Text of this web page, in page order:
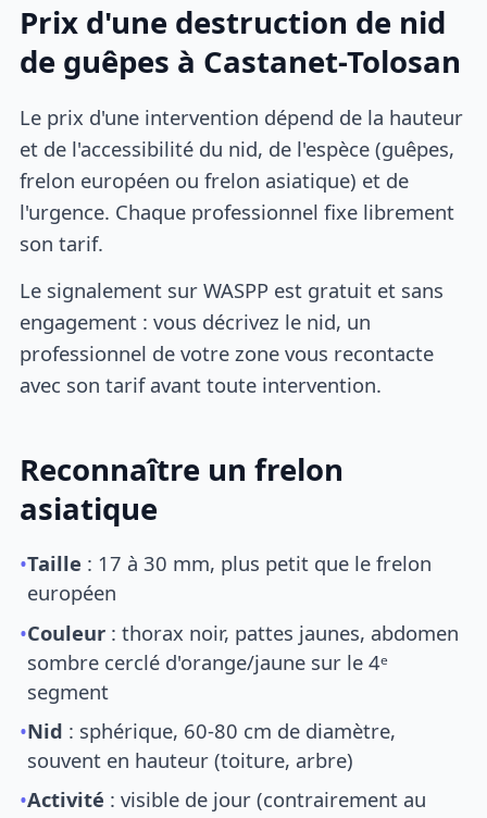
Prix d'une destruction de nid
de guêpes à Castanet-Tolosan
Le prix d'une intervention dépend de la hauteur
et de l'accessibilité du nid, de l'espèce (guêpes,
frelon européen ou frelon asiatique) et de
l'urgence. Chaque professionnel fixe librement
son tarif.
Le signalement sur WASPP est gratuit et sans
engagement : vous décrivez le nid, un
professionnel de votre zone vous recontacte
avec son tarif avant toute intervention.
Reconnaître un frelon
asiatique
•Taille : 17 à 30 mm, plus petit que le frelon
européen
•Couleur : thorax noir, pattes jaunes, abdomen
sombre cerclé d'orange/jaune sur le 4ᵉ
segment
•Nid : sphérique, 60-80 cm de diamètre,
souvent en hauteur (toiture, arbre)
•Activité : visible de jour (contrairement au